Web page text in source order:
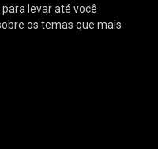
levar até você
os temas que mais